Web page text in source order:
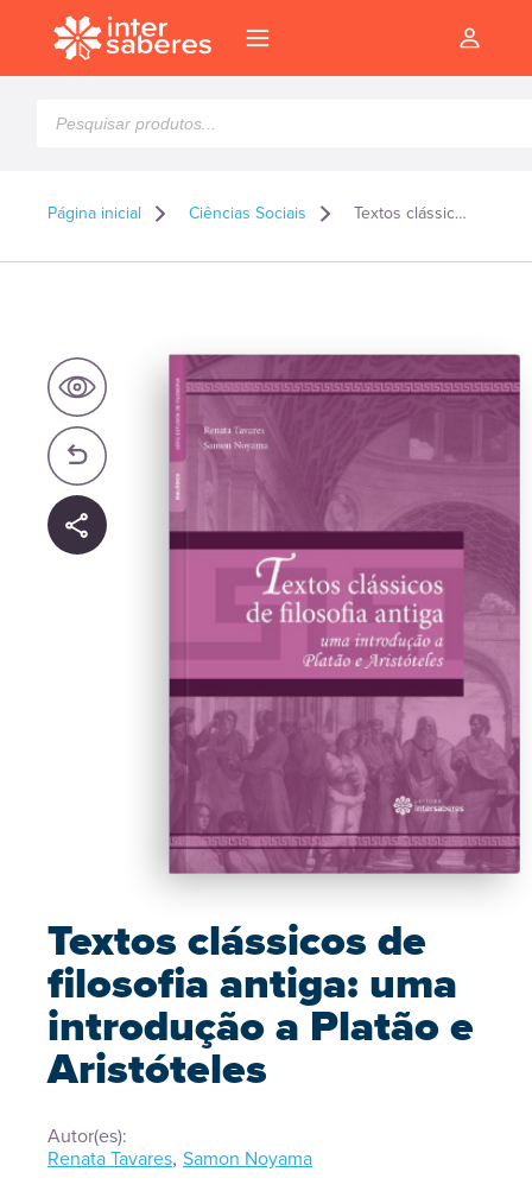
produtos
Página inicial Ciências Sociais Textos clássicos de filosofia antiga: uma introdução a Platão e Aristóteles
Textos clássicos de
filosofia antiga: uma
introdução a Platão e
Aristóteles
Autor(es):
Renata Tavares, Samon Noyama